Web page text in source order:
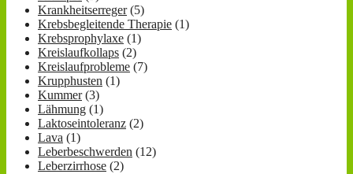
Krankheitserreger(5)
Krebsbegleitende Therapie (1)
Krebsprophylaxe (1)
Kreislaufkollaps (2)
Kreislaufprobleme (7)
Krupphusten (1)
Kummer(3)
Lähmung (1)
Laktoseintoleranz (2)
Lava (1)
Leberbeschwerden (12)
Leberzirrhose (2)